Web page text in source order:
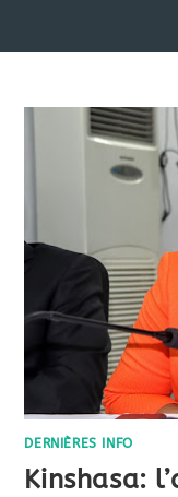
DERNIÈRES INFO
Kinshasa: